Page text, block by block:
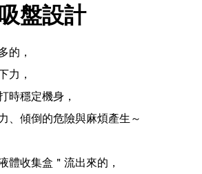
盤設計
的，
力，
時穩定機身，
、傾倒的危險與麻煩產生～
體收集盒＂流出來的，